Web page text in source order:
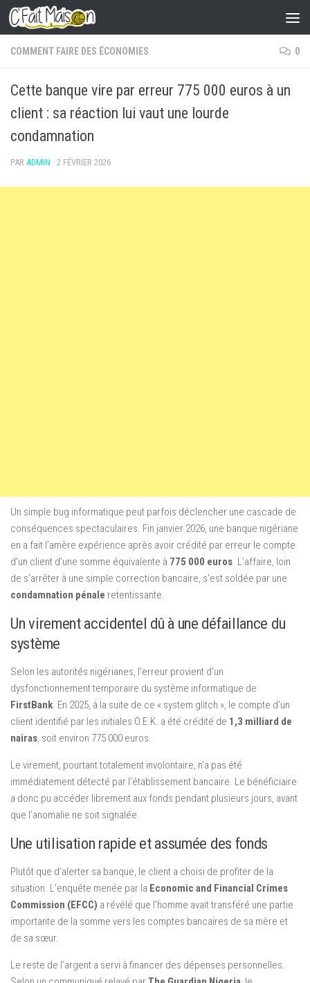
Skip to content
COMMENT FAIRE DES ÉCONOMIES 0
Cette banque vire par erreur 775 000 euros à un
client : sa réaction lui vaut une lourde
condamnation
PAR ADMIN · 2 FÉVRIER 2026
Un simple bug informatique peut parfois déclencher une cascade de
conséquences spectaculaires. Fin janvier 2026, une banque nigériane
en a fait l’amère expérience après avoir crédité par erreur le compte
d’un client d’une somme équivalente à 775 000 euros. L’affaire, loin
de s’arrêter à une simple correction bancaire, s’est soldée par une
condamnation pénale retentissante.
Un virement accidentel dû à une défaillance du
système
Selon les autorités nigérianes, l’erreur provient d’un
dysfonctionnement temporaire du système informatique de
FirstBank. En 2025, à la suite de ce « system glitch », le compte d’un
client identifié par les initiales O.E.K. a été crédité de 1,3 milliard de
nairas, soit environ 775 000 euros.
Le virement, pourtant totalement involontaire, n’a pas été
immédiatement détecté par l’établissement bancaire. Le bénéficiaire
a donc pu accéder librement aux fonds pendant plusieurs jours, avant
que l’anomalie ne soit signalée.
Une utilisation rapide et assumée des fonds
Plutôt que d’alerter sa banque, le client a choisi de profiter de la
situation. L’enquête menée par la Economic and Financial Crimes
Commission (EFCC) a révélé que l’homme avait transféré une partie
importante de la somme vers les comptes bancaires de sa mère et
de sa sœur.
Le reste de l’argent a servi à financer des dépenses personnelles.